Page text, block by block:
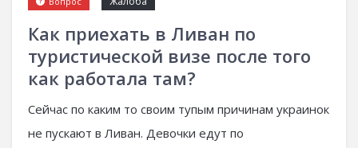
Как приехать в Ливан по
туристической визе после того
как работала там?
Сейчас по каким то своим тупым причинам украинок
не пускают в Ливан. Девочки едут по